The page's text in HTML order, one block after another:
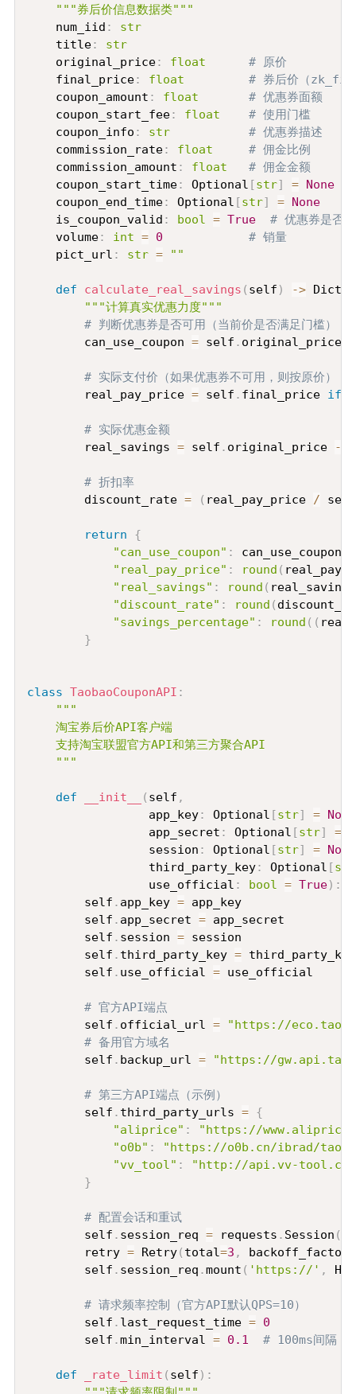
"""券后价信息数据类"""
    num_iid
:
str
    title
:
str
    original_price
: float
# 原价
    final_price
: float
# 券后价（
    coupon_amount
: float
# 优惠券面额
    coupon_start_fee
: float
# 使用门槛
    coupon_info
: str
# 优惠券描述
    commission_rate
: float
# 佣金比例
    commission_amount
: float
# 佣金金额
    coupon_start_time
: Optional [str] = None
    coupon_end_time
: Optional [str] = None
    is_coupon_valid
: bool = True
# 优惠券是否
    volume
: int = 0
# 销量
    pict_url
: str = ""
def calculate_real_savings ( self ) -> Dict
"""计算真实优惠力度"""
# 判断优惠券是否可用（当前价是否满足门槛）
        can_use_coupon
= self . original_price
# 实际支付价（如果优惠券不可用，则按原价）
        real_pay_price
= self . final_price if
# 实际优惠金额
        real_savings
= self . original_price -
# 折扣率
        discount_rate
= ( real_pay_price / self
return
{
"can_use_coupon" : can_use_coupon
"real_pay_price" : round (
"real_savings" : round ( real_savings
"discount_rate" : round (
"savings_percentage" : round ( (
}
class TaobaoCouponAPI :
"""
    淘宝券后价API客户端
    支持淘宝联盟官方API和第三方聚合API
    """
def __init__ ( self ,
                 app_key
: Optional [str] = None
                 app_secret
: Optional [str] =
                 session
: Optional [str] = None
                 third_party_key
: Optional [str
                 use_official
: bool = True) :
        self
. app_key = app_key
        self
. app_secret = app_secret
        self
. session = session
        self
. third_party_key = third_party_key
        self
. use_official = use_official
# 官方API端点
        self
. official_url =
"https://
# 备用官方域名
        self
. backup_url = "https://
# 第三方API端点（示例）
        self
. third_party_urls = {
"aliprice" :
"https://
"o0b" :
"https://o0b.cn/ibrad/
"vv_tool" :
"http://api.vv-
}
# 配置会话和重试
        self
. session_req = requests . Session (
        retry
= Retry( total=3 , backoff_factor
        self
. session_req .mount ( 'https://' ,
# 请求频率控制（官方API默认QPS=10）
        self
. last_request_time = 0
        self
.min_interval = 0.1 # 100ms间隔
def _rate_limit ( self ) :